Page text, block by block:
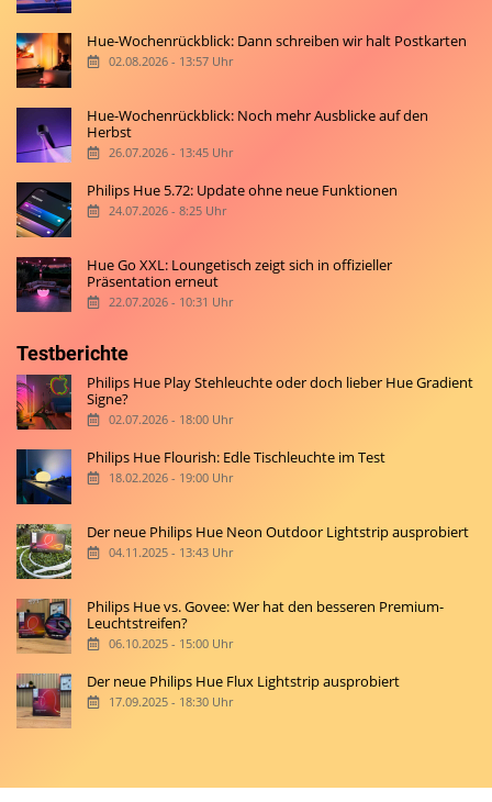
Hue-Wochenrückblick: Dann schreiben wir halt Postkarten
02.08.2026 - 13:57 Uhr
Hue-Wochenrückblick: Noch mehr Ausblicke auf den
Herbst
26.07.2026 - 13:45 Uhr
Philips Hue 5.72: Update ohne neue Funktionen
24.07.2026 - 8:25 Uhr
Hue Go XXL: Loungetisch zeigt sich in offizieller
Präsentation erneut
22.07.2026 - 10:31 Uhr
Testberichte
Philips Hue Play Stehleuchte oder doch lieber Hue Gradient
Signe?
02.07.2026 - 18:00 Uhr
Philips Hue Flourish: Edle Tischleuchte im Test
18.02.2026 - 19:00 Uhr
Der neue Philips Hue Neon Outdoor Lightstrip ausprobiert
04.11.2025 - 13:43 Uhr
Philips Hue vs. Govee: Wer hat den besseren Premium-
Leuchtstreifen?
06.10.2025 - 15:00 Uhr
Der neue Philips Hue Flux Lightstrip ausprobiert
17.09.2025 - 18:30 Uhr